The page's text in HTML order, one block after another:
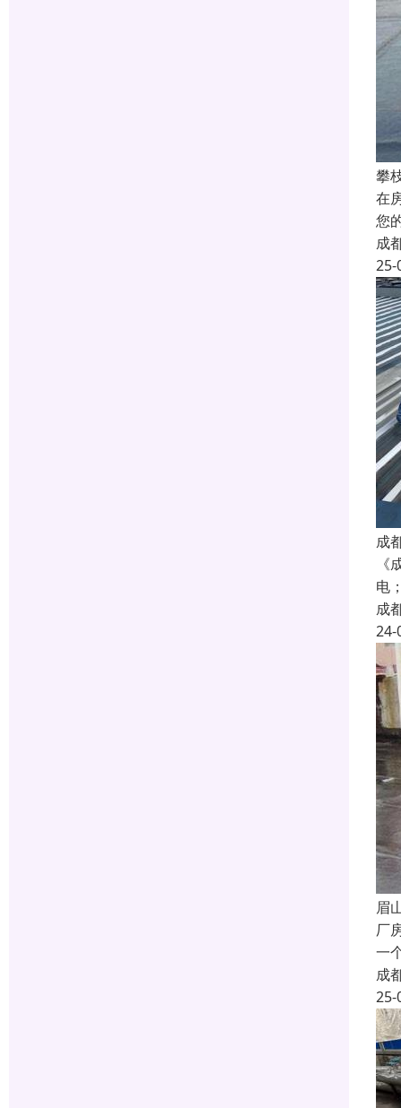
攀
在
您
成
25-
成
电
成
24-
眉
厂
一
成
25-